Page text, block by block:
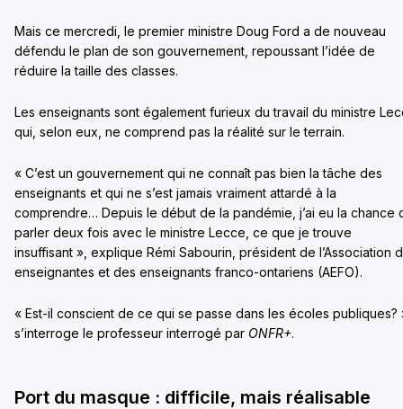
Mais ce mercredi, le premier ministre Doug Ford a de nouveau
défendu le plan de son gouvernement, repoussant l’idée de
réduire la taille des classes.
Les enseignants sont également furieux du travail du ministre
qui, selon eux, ne comprend pas la réalité sur le terrain.
« C’est un gouvernement qui ne connaît pas bien la tâche des
enseignants et qui ne s’est jamais vraiment attardé à la
comprendre… Depuis le début de la pandémie, j’ai eu la chance
parler deux fois avec le ministre Lecce, ce que je trouve
insuffisant », explique Rémi Sabourin, président de l’Association
enseignantes et des enseignants franco-ontariens (AEFO).
« Est-il conscient de ce qui se passe dans les écoles publiques?
s’interroge le professeur interrogé par ONFR+.
Port du masque : difficile, mais réalisable